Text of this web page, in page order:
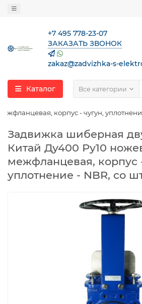
+7 495 778-23-07
ЗАКАЗАТЬ ЗВОНОК
zakaz@zadvizhka-s-
Каталог Все категории
корпус - чугун,
Задвижка шиберная
Китай Ду400 Ру10
межфланцевая, корпус
уплотнение - NBR, со